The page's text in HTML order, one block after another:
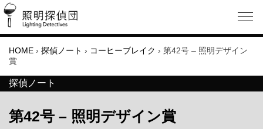
HOME › 探偵ノート › コーヒーブレイク › 第42号 – 照明デザイン
賞
探偵ノート
第42号 – 照明デザイン賞